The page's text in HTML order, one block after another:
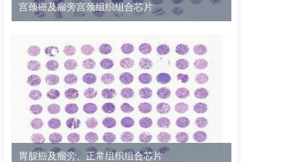
宫颈癌及瘤旁宫颈组织组合芯片
胃腺癌及瘤旁、正常组织组合芯片